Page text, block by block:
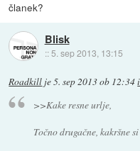
članek?
Blisk
:: 5. sep 2013, 13:15
Roadkill je5. sep 2013 ob 12:34
>>Kake resne urlje,
Točno drugačne, kakršne